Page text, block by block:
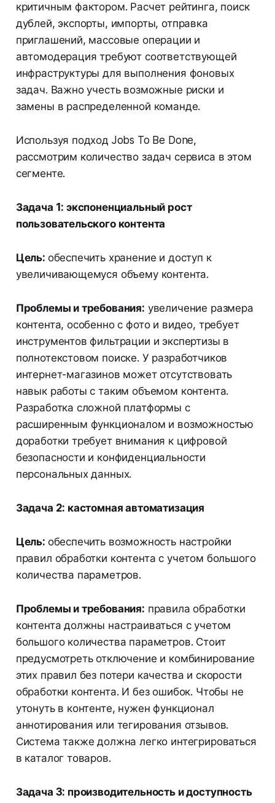
критичным фактором. Расчет рейтинга, поиск
дублей, экспорты, импорты, отправка
приглашений, массовые операции и
автомодерация требуют соответствующей
инфраструктуры для выполнения фоновых
задач. Важно учесть возможные риски и
замены в распределенной команде.
Используя подход Jobs To Be Done,
рассмотрим количество задач сервиса в этом
сегменте.
Задача 1: экспоненциальный рост
пользовательского контента
Цель: обеспечить хранение и доступ к
увеличивающемуся объему контента.
Проблемы и требования: увеличение размера
контента, особенно с фото и видео, требует
инструментов фильтрации и экспертизы в
полнотекстовом поиске. У разработчиков
интернет-магазинов может отсутствовать
навык работы с таким объемом контента.
Разработка сложной платформы с
расширенным функционалом и возможностью
доработки требует внимания к цифровой
безопасности и конфиденциальности
персональных данных.
Задача 2: кастомная автоматизация
Цель: обеспечить возможность настройки
правил обработки контента с учетом большого
количества параметров.
Проблемы и требования: правила обработки
контента должны настраиваться с учетом
большого количества параметров. Стоит
предусмотреть отключение и комбинирование
этих правил без потери качества и скорости
обработки контента. И без ошибок. Чтобы не
утонуть в контенте, нужен функционал
аннотирования или тегирования отзывов.
Система также должна легко интегрироваться
в каталог товаров.
Задача 3: производительность и доступность